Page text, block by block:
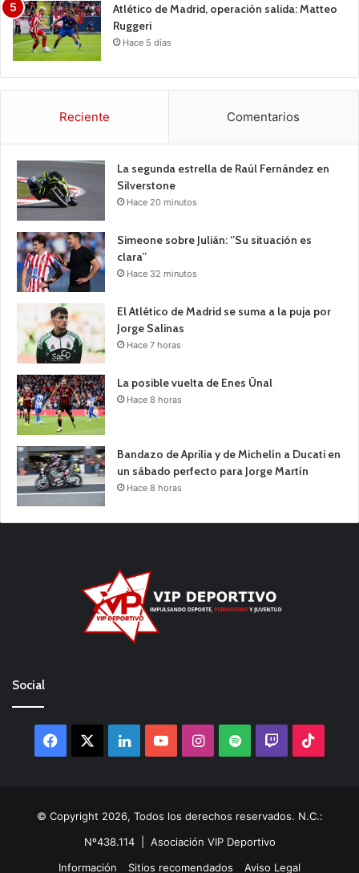
Atlético de Madrid, operación salida: Matteo
Ruggeri
Hace 5 días
Reciente Comentarios
La segunda estrella de Raúl Fernández en
Silverstone
Hace 20 minutos
Simeone sobre Julián: ‘’Su situación es
clara’’
Hace 32 minutos
El Atlético de Madrid se suma a la puja por
Jorge Salinas
Hace 7 horas
La posible vuelta de Enes Ünal
Hace 8 horas
Bandazo de Aprilia y de Michelín a Ducati en
un sábado perfecto para Jorge Martín
Hace 8 horas
Social
Facebook LinkedInYouTubeInstagram
Spotify Twitch
© Copyright 2026, Todos los derechos reservados. N.C.:
Nº438.114 | Asociación VIP Deportivo
Información
Sitios recomendados Aviso Legal